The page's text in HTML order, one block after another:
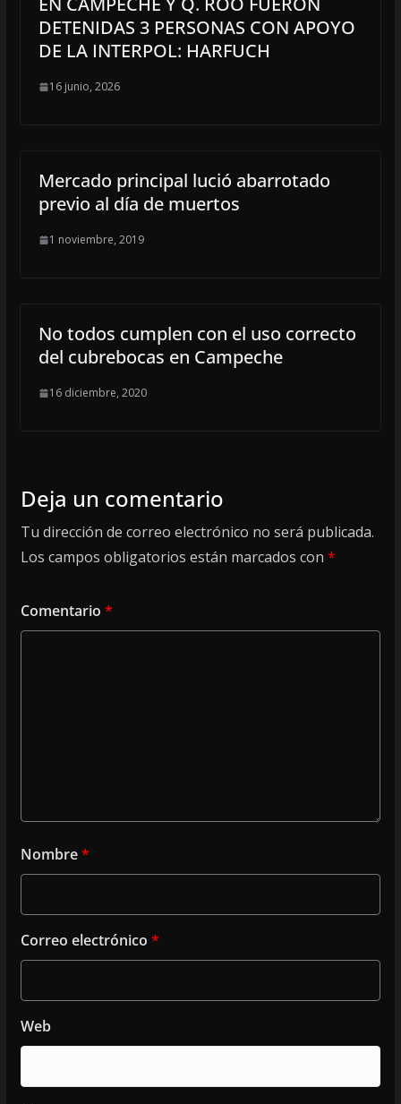
DETENIDAS 3 PERSONAS CON APOYO
DE LA INTERPOL: HARFUCH
16 junio, 2026
Mercado principal lució abarrotado
previo al día de muertos
1 noviembre, 2019
No todos cumplen con el uso correcto
del cubrebocas en Campeche
16 diciembre, 2020
Deja un comentario
Tu dirección de correo electrónico no será publicada.
Los campos obligatorios están marcados con *
Comentario *
Nombre*
Correo electrónico *
Web